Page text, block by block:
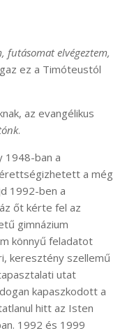
futásomat elvégeztem,
ez a Timóteustól
az evangélikus
.
1948-ban a
a még
1992-ben a
őt kérte fel az
gimnázium
könnyű feladatot
keresztény szellemű
utat
kapaszkodott a
hitt az Isten
1992 és 1999